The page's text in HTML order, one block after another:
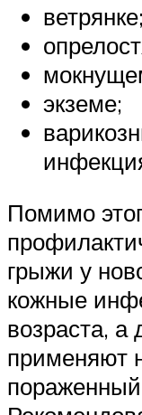
ветрянке;
экземе;
Помимо
грыжи у
кожные
возраста, а
применяют
пораженный